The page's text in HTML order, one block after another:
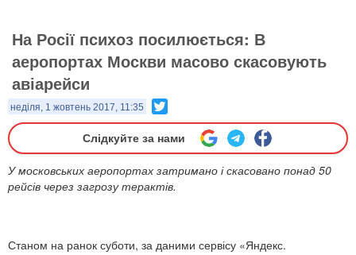
На Росії психоз посилюється: В
аеропортах Москви масово скасовують
авіарейси
неділя, 1 жовтень 2017, 11:35
Слідкуйте за нами
У московських аеропортах затримано і скасовано понад 50
рейсів через загрозу терактів.
Станом на ранок суботи, за даними сервісу «Яндекс.